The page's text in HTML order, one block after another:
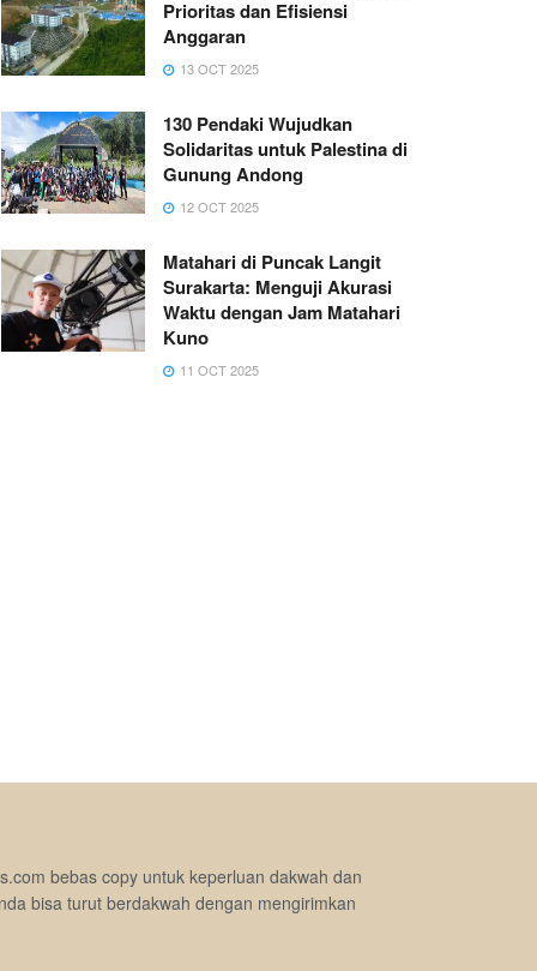
Prioritas dan Efisiensi
Anggaran
13 OCT 2025
130 Pendaki Wujudkan
Solidaritas untuk Palestina di
Gunung Andong
12 OCT 2025
Matahari di Puncak Langit
Surakarta: Menguji Akurasi
Waktu dengan Jam Matahari
Kuno
11 OCT 2025
bebas copy untuk keperluan dakwah dan
bisa turut berdakwah dengan mengirimkan